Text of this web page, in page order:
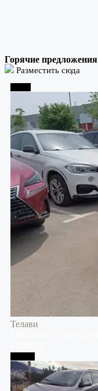
Горячие предложения
Разместить сюда
Телави